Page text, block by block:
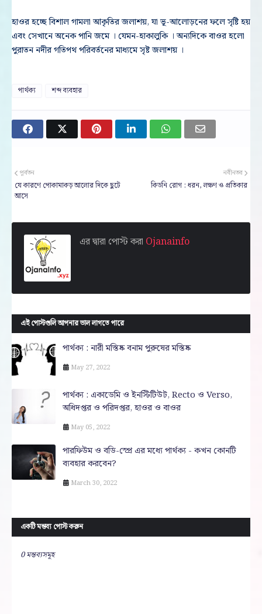
হাওর হচ্ছে বিশাল গামলা আকৃতির জলাশয়, যা ভূ-আলোড়নের ফলে সৃষ্টি হয়
এবং সেখানে অনেক পানি জমে । যেমন-হাকালুকি । অন্যদিকে বাওর হলো
পুরাতন নদীর গতিপথ পরিবর্তনের মাধ্যমে সৃষ্ট জলাশয় ।
পার্থক্য শব্দ ব্যবহার
নবীনতর
কিডনি রোগ : ধরন, লক্ষণ ও প্রতিকার
পূর্বতন
যে কারণে পোকামাকড় আলোর দিকে ছুটে
আসে
এর দ্বারা পোস্ট করা Ojanainfo
এই পোস্টগুলি আপনার ভাল লাগতে পারে
পার্থক্য : নারী মস্তিষ্ক বনাম পুরুষের মস্তিষ্ক
May 27, 2022
পার্থক্য : একাডেমি ও ইনস্টিটিউট, Recto ও Verso,
অধিদপ্তর ও পরিদপ্তর, হাওর ও বাওর
May 05, 2022
পারফিউম ও বডি-স্প্রে এর মধ্যে পার্থক্য - কখন কোনটি
ব্যবহার করবেন?
March 30, 2022
একটি মন্তব্য পোস্ট করুন
0 মন্তব্যসমূহ